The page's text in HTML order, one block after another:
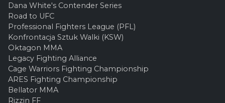
Dana White's Contender Series
Road to UFC
Professional Fighters League (PFL)
Konfrontacja Sztuk Walki (KSW)
Oktagon MMA
Legacy Fighting Alliance
Cage Warriors Fighting Championship
ARES Fighting Championship
Bellator MMA
Rizzin FF